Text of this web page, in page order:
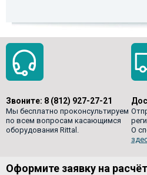
Звоните: 8 (812) 927-27-21
Мы бесплатно проконсультируем
по всем вопросам касающимся
оборудования Rittal.
О
Оформите заявку на